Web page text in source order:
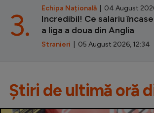
Echipa Națională | 04 August
Incredibil! Ce salariu
a liga a doua din Anglia
Stranieri | 05 August 2026, 12:34
3.
Știri de ultimă oră